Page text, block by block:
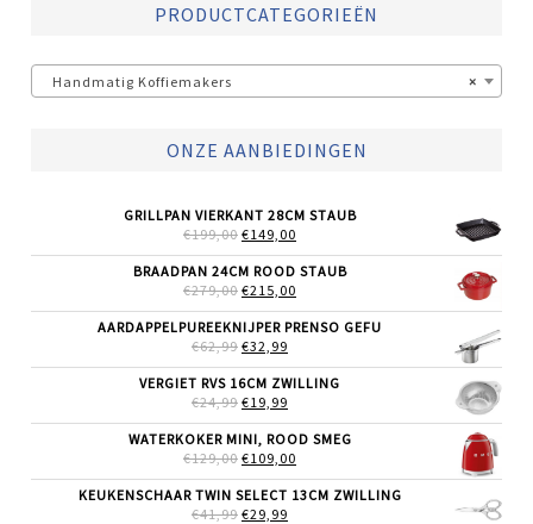
PRODUCTCATEGORIEËN
×
Handmatig Koffiemakers
ONZE AANBIEDINGEN
GRILLPAN VIERKANT 28CM STAUB
€199,00 OORSPRONKELIJKE
WAS:
€199,00.
€149,00
IS:
BRAADPAN 24CM ROOD STAUB
€279,00 OORSPRONKELIJKE
WAS:
€279,00.
€215,00
IS:
AARDAPPELPUREEKNIJPER PRENSO GEFU
€62,99 OORSPRONKELIJKE
WAS:
€62,99.
€32,99
IS:
VERGIET RVS 16CM ZWILLING
€24,99 OORSPRONKELIJKE
WAS:
€24,99.
€19,99
IS:
€19,99.
WATERKOKER MINI, ROOD SMEG
€129,00 OORSPRONKELIJKE
WAS:
€129,00.
€109,00
IS:
KEUKENSCHAAR TWIN SELECT 13CM ZWILLING
€41,99 OORSPRONKELIJKE
€29,99